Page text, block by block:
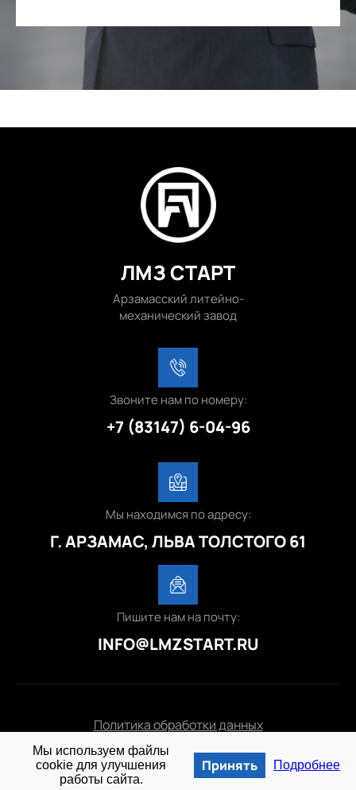
ЛМЗ СТАРТ
Арзамасский литейно-
механический завод
+7 (83147) 6-04-96
Звоните нам по номеру:
Г. АРЗАМАС, ЛЬВА ТОЛСТОГО 61
Мы находимся по адресу:
INFO@LMZSTART.RU
Пишите нам на почту:
Политика обработки данных
© 2025 lmzstart.ru
Мы используем файлы
cookie для улучшения
работы сайта.
Принять Подробнее